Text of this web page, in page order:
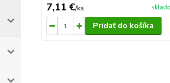
7,11 €/ks
Pridať do košíka